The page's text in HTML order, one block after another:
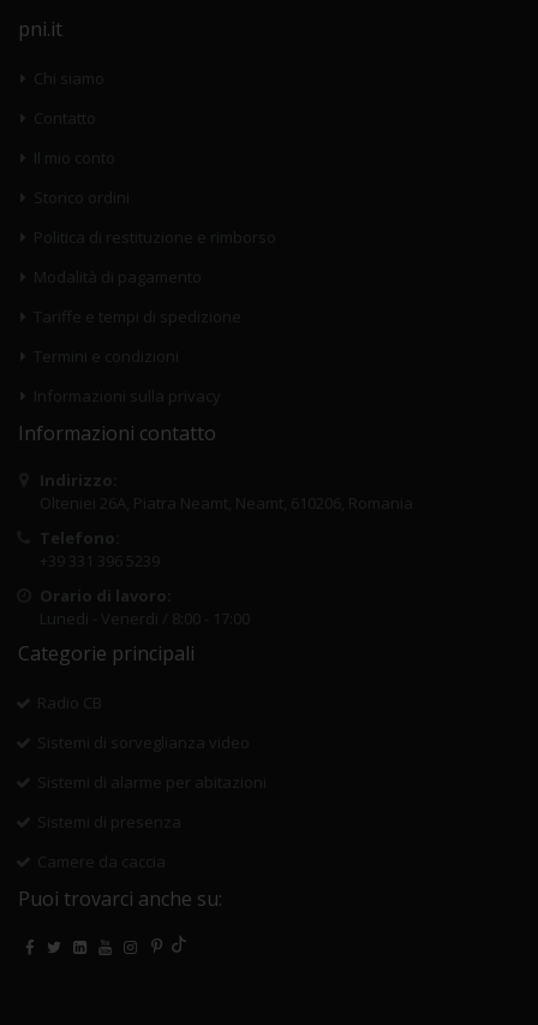
pni.it
Chi siamo
Contatto
Il mio conto
Storico ordini
Politica di restituzione e rimborso
Modalità di pagamento
Tariffe e tempi di spedizione
Termini e condizioni
Informazioni sulla privacy
Informazioni contatto
Indirizzo:
Olteniei 26A, Piatra Neamt, Neamt, 610206, Romania
Telefono:
+39 331 396 5239
Orario di lavoro:
Lunedi - Venerdi / 8:00 - 17:00
Categorie principali
Radio CB
Sistemi di sorveglianza video
Sistemi di alarme per abitazioni
Sistemi di presenza
Camere da caccia
Puoi trovarci anche su: